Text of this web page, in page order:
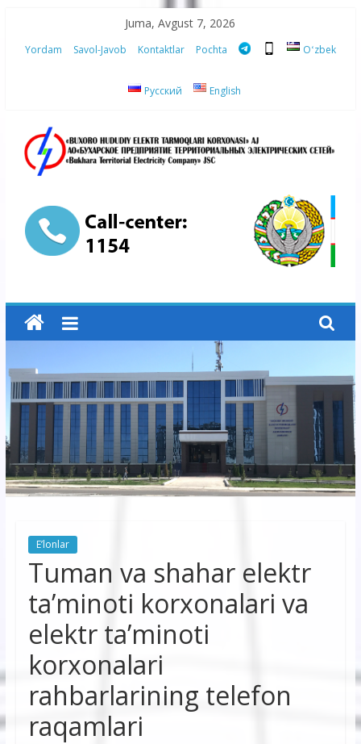
content
Juma, Avgust 7, 2026
Yordam Savol-Javob Kontaktlar Pochta Oʻzbek
Русский English
“Buxoro
hududiy
elektr
tarmoqlari
korxonasi”
AJ
“Buxoro
hududiy
korxonasi”
E’lonlar
Tuman va shahar elektr
ta’minoti korxonalari va
elektr ta’minoti
korxonalari
rahbarlarining telefon
raqamlari